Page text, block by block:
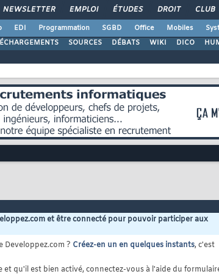
NEWSLETTER EMPLOI ÉTUDES DROIT CLUB
EDI Programmation SGBD Office Mobiles
SOURCES DÉBATS WIKI DICO
et être connecté pour pouvoir participer aux
Developpez.com ? Créez-en un en quelques instants, c'est
et qu'il est bien activé, connectez-vous à l'aide du